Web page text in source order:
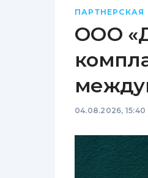
ПАРТНЕРСКАЯ
ООО
04.08.2026, 15:40